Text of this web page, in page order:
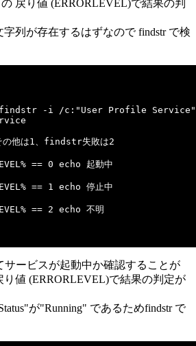
戻り値 (ERRORLEVEL)で結果の判
列が存在するはずなので findstr で検
-i /c:"User Profile
の他は1、findstr失敗は2
== 0 echo 起動中
== 1 echo 停止中
== 2 echo 不明
サービスが起動中か確認することが
り値 (ERRORLEVEL)で結果の判定が
が"Running" であるためfindstr で